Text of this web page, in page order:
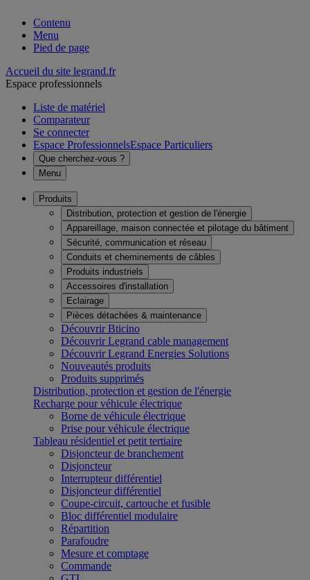
Contenu
Menu
Pied de page
Accueil du site legrand.fr
Espace professionnels
Liste de matériel
Comparateur
Se connecter
Espace ProfessionnelsEspace Particuliers
Que cherchez-vous ?
Menu
Produits
Distribution, protection et gestion de l'énergie
Appareillage, maison connectée et pilotage du bâtiment
Sécurité, communication et réseau
Conduits et cheminements de câbles
Produits industriels
Accessoires d'installation
Eclairage
Pièces détachées & maintenance
Découvrir Bticino
Découvrir Legrand cable management
Découvrir Legrand Energies Solutions
Nouveautés produits
Produits supprimés
Distribution, protection et gestion de l'énergie
Recharge pour véhicule électrique
Borne de véhicule électrique
Prise pour véhicule électrique
Tableau résidentiel et petit tertiaire
Disjoncteur de branchement
Disjoncteur
Interrupteur différentiel
Disjoncteur différentiel
Coupe-circuit, cartouche et fusible
Bloc différentiel modulaire
Répartition
Parafoudre
Mesure et comptage
Commande